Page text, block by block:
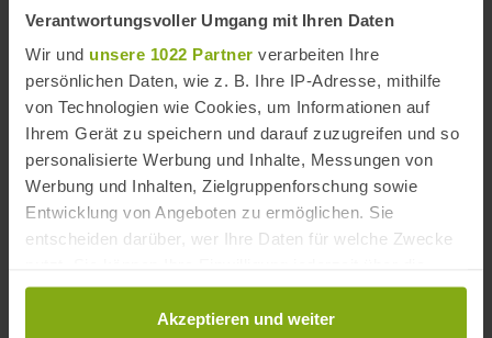
Verantwortungsvoller Umgang mit Ihren Daten
Wir und unsere 1022 Partner verarbeiten Ihre
persönlichen Daten, wie z. B. Ihre IP-Adresse, mithilfe
von Technologien wie Cookies, um Informationen auf
Ihrem Gerät zu speichern und darauf zuzugreifen und so
personalisierte Werbung und Inhalte, Messungen von
Werbung und Inhalten, Zielgruppenforschung sowie
Entwicklung von Angeboten zu ermöglichen. Sie
entscheiden darüber, wer Ihre Daten für welche Zwecke
Cookie-Erklärung oder durch Klicken auf das Privacy
Trigger Symbol ändern oder widerrufen
Akzeptieren und weiter
Sport & Aktivitäten in Isla Cristina
Isla Cristina ist im Sommer besonders bei spanischen
Touristen beliebt. Doch die kilometerlangen
Sandstrände, die umliegenden Golfplätze und der
schicke Sporthafen locken jedes Jahr auch zahlreiche
internationale Urlauber an.
Unbedingt empfehlenswert ist ein Besuch im
Naturpark Marismas de Isla Cristina, mit seinen
Pflanzenarten und der spannenden Vogelwelt. Diesen
Flussmündungnach Punta del Moral erkunden.